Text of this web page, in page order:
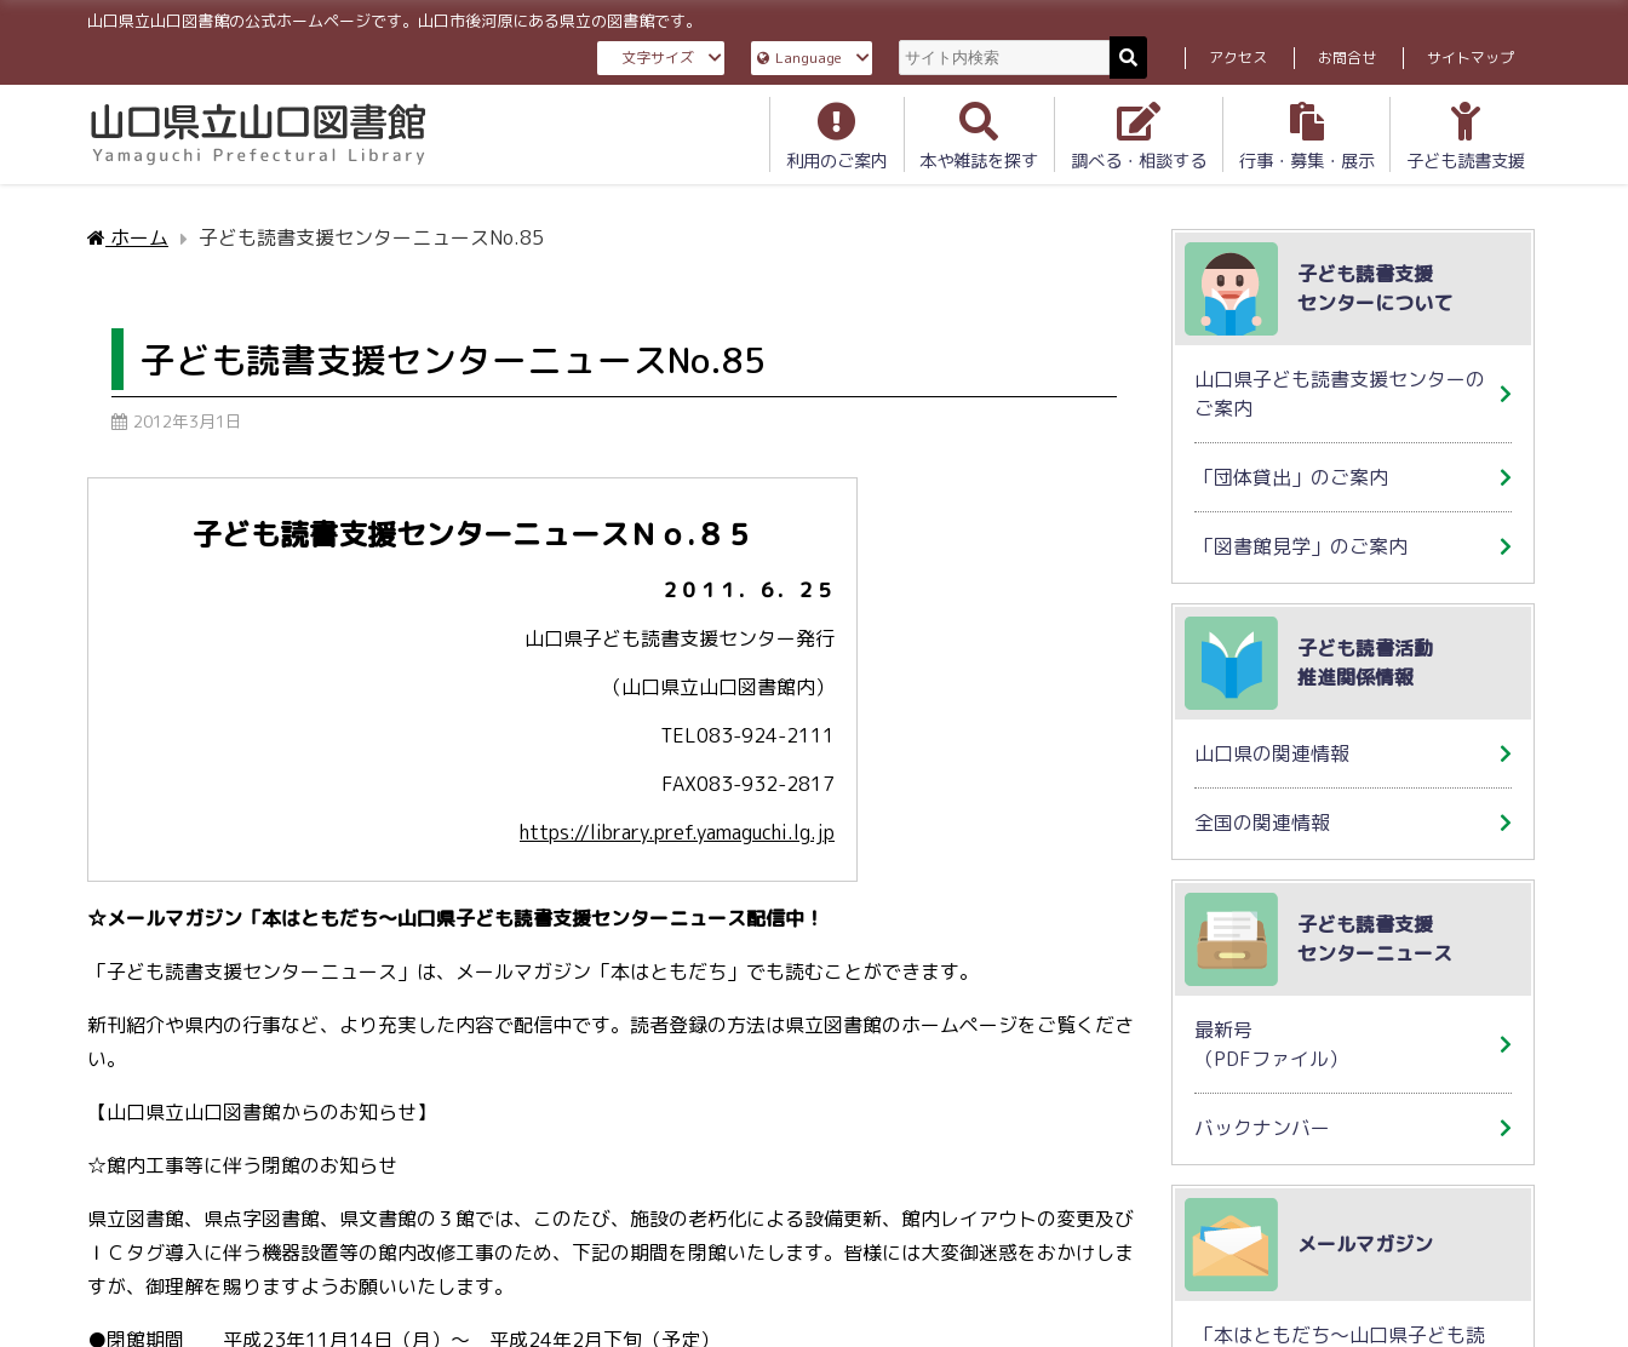
山口県立山口図書館の公式ホームページです。山口市後河原にある県立の図書館です。
文字サイズ Language アクセス お問合せ サイトマップ
利用のご案内 本や雑誌を探す 調べる・相談する 行事・募集・展示 子ども読書支援
ホーム 子ども読書支援センターニュースNo.85
子ども読書支援センターニュースNo.85
2012年3月1日
子ども読書支援センターニュースＮｏ.８５
２０１１．６．２５
山口県子ども読書支援センター発行
（山口県立山口図書館内）
TEL083-924-2111
FAX083-932-2817
https://library.pref.yamaguchi.lg.jp
☆メールマガジン「本はともだち～山口県子ども読書支援センターニュース配信中！
「子ども読書支援センターニュース」は、メールマガジン「本はともだち」でも読むことができます。
新刊紹介や県内の行事など、より充実した内容で配信中です。読者登録の方法は県立図書館のホームページをご覧くださ
い。
【山口県立山口図書館からのお知らせ】
☆館内工事等に伴う閉館のお知らせ
県立図書館、県点字図書館、県文書館の３館では、このたび、施設の老朽化による設備更新、館内レイアウトの変更及び
ＩＣタグ導入に伴う機器設置等の館内改修工事のため、下記の期間を閉館いたします。皆様には大変御迷惑をおかけしま
すが、御理解を賜りますようお願いいたします。
●閉館期間 平成23年11月14日（月）～ 平成24年2月下旬（予定）
子ども読書支援
センターについて
山口県子ども読書支援センターの
ご案内
「団体貸出」のご案内
「図書館見学」のご案内
子ども読書活動
推進関係情報
山口県の関連情報
全国の関連情報
子ども読書支援
センターニュース
最新号
（PDFファイル）
バックナンバー
メールマガジン
「本はともだち～山口県子ども読